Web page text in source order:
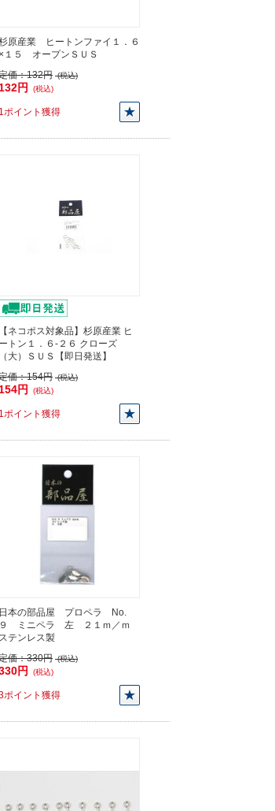
原産業 ヒートンファイ１．６
×１５ オープンＳＵＳ
価：132円 (税込)
132円 (税込)
1ポイント獲得
【ネコポス対象品】杉原産業 ヒ
ートン１．６-２６ クローズ
（大）ＳＵＳ【即日発送】
価：154円 (税込)
154円 (税込)
1ポイント獲得
日本の部品屋 プロペラ No.
９ ミニペラ 左 ２１ｍ／ｍ
ステンレス製
価：330円 (税込)
円 (税込)
ポイント獲得